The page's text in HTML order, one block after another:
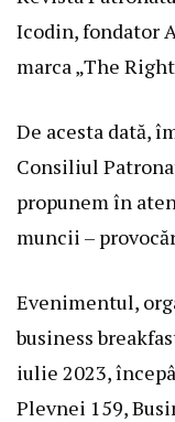
Icodin, fondator
marca „The
De acesta dată,
Consiliul
propunem în
muncii –
Evenimentul,
business
iulie 2023,
Plevnei 159,